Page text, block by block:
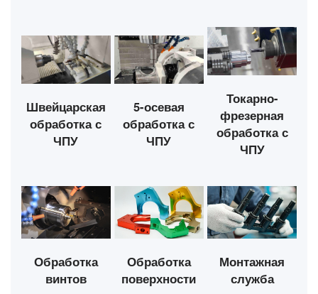
Швейцарская
обработка с
ЧПУ
5-осевая
обработка с
ЧПУ
Токарно-
фрезерная
обработка с
ЧПУ
Обработка
винтов
Обработка
поверхности
Монтажная
служба